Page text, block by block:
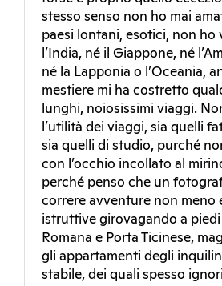
stesso senso non ho mai
paesi lontani, esotici, non ho
l’India, né il Giappone, né
né la Lapponia o l’Oceania,
mestiere mi ha costretto
lunghi, noiosissimi viaggi.
l’utilità dei viaggi, sia quelli
sia quelli di studio, purché
con l’occhio incollato al
perché penso che un
correre avventure non meno
istruttive girovagando a
Romana e Porta Ticinese,
gli appartamenti degli
stabile, dei quali spesso